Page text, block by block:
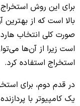
برای این روش
صورت کلی انتخاب
است زیرا از آن‌ها
استخراج استفاده کرد.
در قدم دوم، برای